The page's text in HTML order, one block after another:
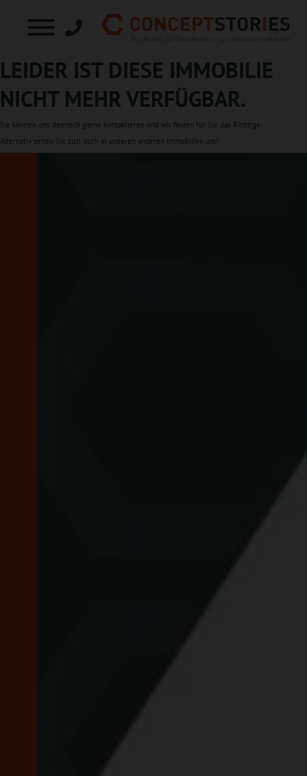
LEIDER IST DIESE IMMOBILIE
NICHT MEHR VERFÜGBAR.
Sie können uns dennoch gerne kontaktieren und wir finden für Sie das Richtige.
Alternativ sehen Sie sich doch in unseren anderen Immobilien um!